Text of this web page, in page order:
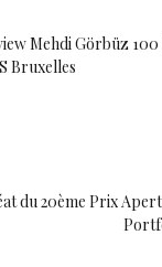
Mehdi Görbüz 100
Bruxelles
du 20ème Prix